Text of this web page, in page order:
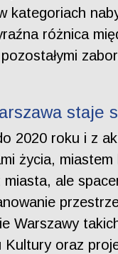
kategoriach
różnica
staje
2020 roku i z
życia,
miasta, ale
Warszawy
Kultury oraz